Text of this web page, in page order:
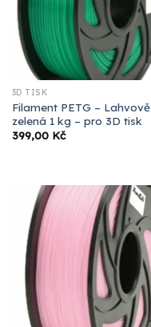
3D TISK
Filament PETG – Lahvově
zelená 1 kg – pro 3D tisk
399,00 Kč